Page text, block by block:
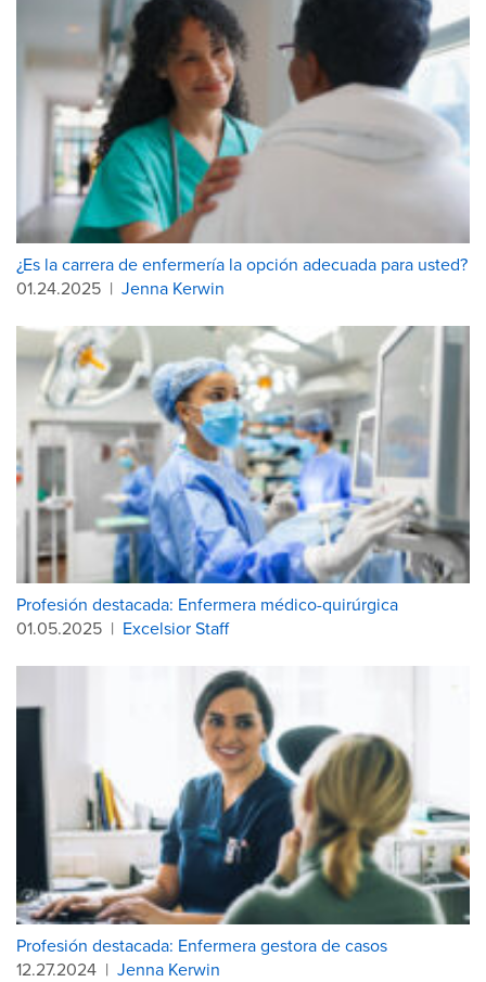
¿Es la carrera de enfermería la opción adecuada para usted?
01.24.2025 | Jenna Kerwin
Profesión destacada: Enfermera médico-quirúrgica
01.05.2025 | Excelsior Staff
Profesión destacada: Enfermera gestora de casos
12.27.2024 | Jenna Kerwin